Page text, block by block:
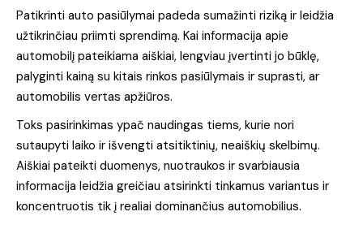
Patikrinti auto pasiūlymai padeda sumažinti riziką ir leidžia
užtikrinčiau priimti sprendimą. Kai informacija apie
automobilį pateikiama aiškiai, lengviau įvertinti jo būklę,
palyginti kainą su kitais rinkos pasiūlymais ir suprasti, ar
automobilis vertas apžiūros.
Toks pasirinkimas ypač naudingas tiems, kurie nori
sutaupyti laiko ir išvengti atsitiktinių, neaiškių skelbimų.
Aiškiai pateikti duomenys, nuotraukos ir svarbiausia
informacija leidžia greičiau atsirinkti tinkamus variantus ir
koncentruotis tik į realiai dominančius automobilius.